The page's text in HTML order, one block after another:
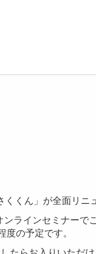
くん」が全面リニ
ラインセミナーで
の予定です。